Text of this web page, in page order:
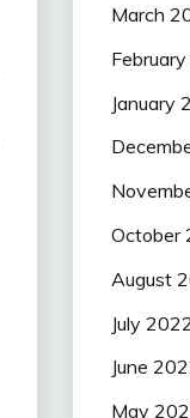
March
January
October
August
July 2022
June
May